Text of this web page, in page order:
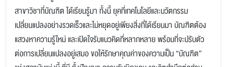
สาขาวิชาที่บัณฑิต ได้เรียนรู้มา ทั้งนี้ ยุคที่เทคโนโลยีและนวัตกรรม
เปลี่ยนแปลงอย่างรวดเร็วและไม่หยุดอยู่เพียงสิ่งที่ได้เรียนมา บัณฑิตต้อง
แสวงหาความรู้ใหม่ และเปิดใจรับแนวคิดที่หลากหลาย พร้อมที่จะปรับตัว
ต่อการเปลี่ยนแปลงอยู่เสมอ ขอให้รักษาคุณค่าของความเป็น “บัณฑิต”